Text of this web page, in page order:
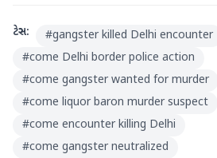
ટેગ્સ: #gangster killed Delhi encounter
#come Delhi border police action
#come gangster wanted for murder
#come liquor baron murder suspect
#come encounter killing Delhi
#come gangster neutralized